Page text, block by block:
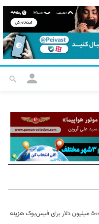
پاکسازی محتوای سالانه ۵۰۰ میلیون دلار برای فیس‌بوک هزینه